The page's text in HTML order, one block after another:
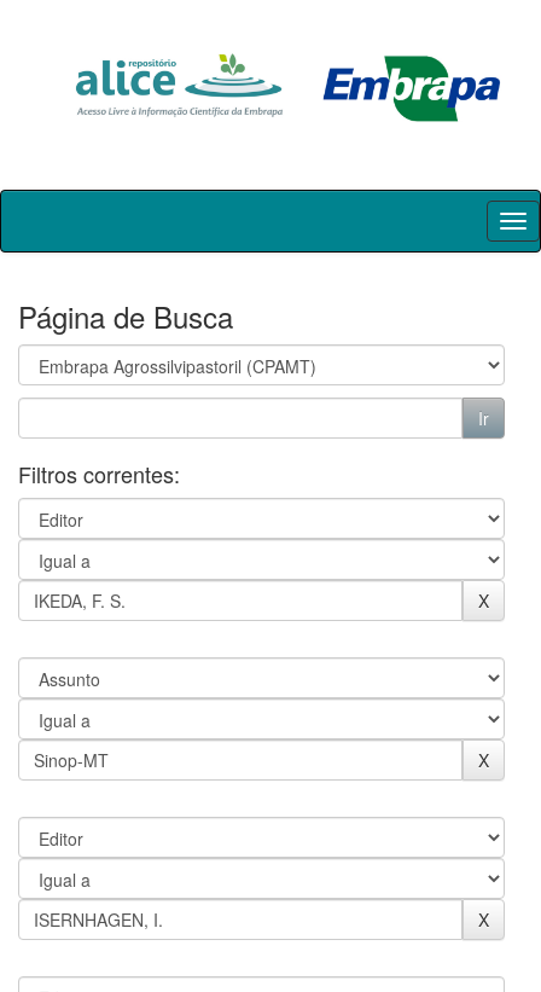
Skip
Página de Busca
Filtros correntes: